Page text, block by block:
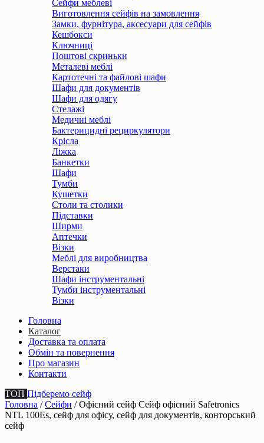
Сейфи меблеві
Виготовлення сейфів на замовлення
Замки, фурнітура, аксесуари для сейфів
Кешбокси
Ключниці
Поштові скриньки
Металеві меблі
Картотечні та файлові шафи
Шафи для документів
Шафи для одягу
Стелажі
Медичні меблі
Бактерицидні рециркулятори
Крісла
Ліжка
Банкетки
Шафи
Тумби
Кушетки
Столи та столики
Підставки
Ширми
Аптечки
Візки
Меблі для виробництва
Верстаки
Шафи інструментальні
Тумби інструментальні
Візки
Головна
Каталог
Доставка та оплата
Обмін та повернення
Про магазин
Контакти
ТОП Підберемо сейф
Головна /Сейфи / Офісний сейф Сейф офiсний Safetronics
NTL 100Es, сейф для офiсу, сейф для документiв, конторський
сейф